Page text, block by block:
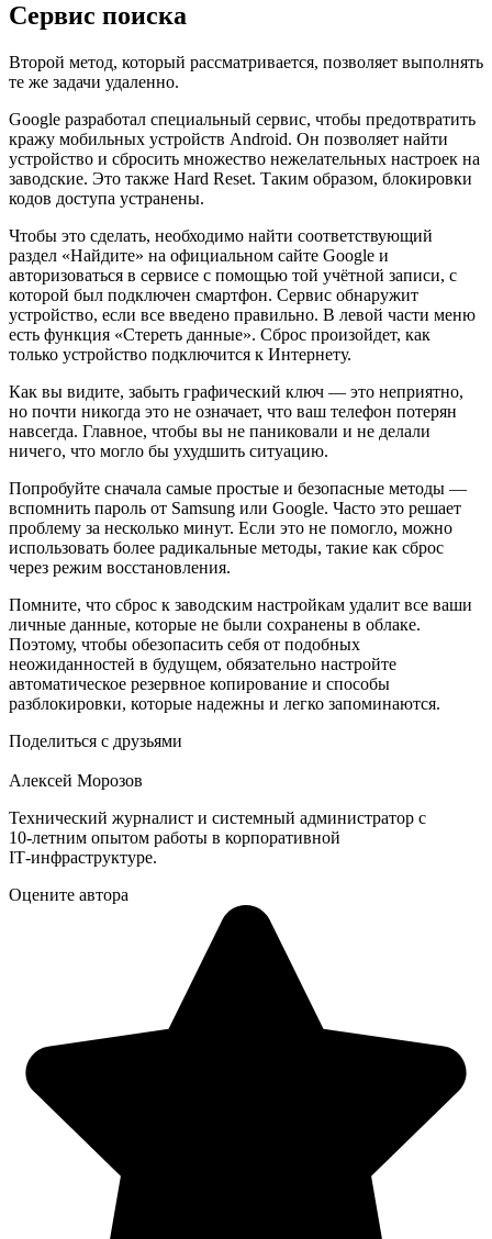
Сервис поиска
Второй метод, который рассматривается, позволяет выполнять
те же задачи удаленно.
Google разработал специальный сервис, чтобы предотвратить
кражу мобильных устройств Android. Он позволяет найти
устройство и сбросить множество нежелательных настроек на
заводские. Это также Hard Reset. Таким образом, блокировки
кодов доступа устранены.
Чтобы это сделать, необходимо найти соответствующий
раздел «Найдите» на официальном сайте Google и
авторизоваться в сервисе с помощью той учётной записи, с
которой был подключен смартфон. Сервис обнаружит
устройство, если все введено правильно. В левой части меню
есть функция «Стереть данные». Сброс произойдет, как
только устройство подключится к Интернету.
Как вы видите, забыть графический ключ — это неприятно,
но почти никогда это не означает, что ваш телефон потерян
навсегда. Главное, чтобы вы не паниковали и не делали
ничего, что могло бы ухудшить ситуацию.
Попробуйте сначала самые простые и безопасные методы —
вспомнить пароль от Samsung или Google. Часто это решает
проблему за несколько минут. Если это не помогло, можно
использовать более радикальные методы, такие как сброс
через режим восстановления.
Помните, что сброс к заводским настройкам удалит все ваши
личные данные, которые не были сохранены в облаке.
Поэтому, чтобы обезопасить себя от подобных
неожиданностей в будущем, обязательно настройте
автоматическое резервное копирование и способы
разблокировки, которые надежны и легко запоминаются.
Поделиться с друзьями
Алексей Морозов
Технический журналист и системный администратор с
10‑летним опытом работы в корпоративной
IT‑инфраструктуре.
Оцените автора